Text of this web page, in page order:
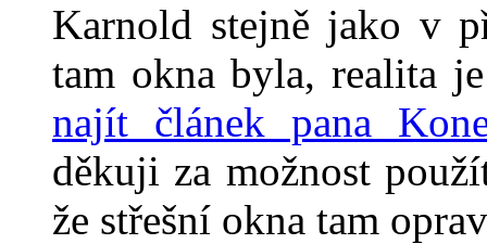
Karnold stejně jako v
tam okna byla, realita
najít článek pana
děkuji za možnost
že střešní okna tam